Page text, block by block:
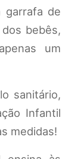
de
bebês,
um
sanitário,
Infantil
medidas!